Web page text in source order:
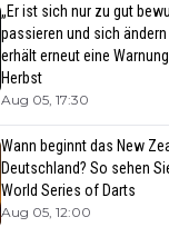
„Er ist sich nur zu gut
passieren und sich
erhält erneut eine
Herbst
Aug 05, 17:30
Wann beginnt das New
Deutschland? So sehen
World Series of Darts
Aug 05, 12:00